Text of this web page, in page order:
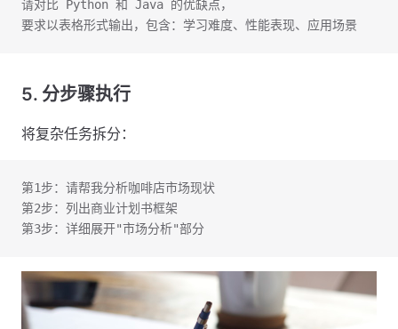
请对比 Python 和 Java 的优缺点，
要求以表格形式输出，包含：学习难度、性能表现、应用场景
5. 分步骤执行
将复杂任务拆分：
第1步：请帮我分析咖啡店市场现状
第2步：列出商业计划书框架
第3步：详细展开"市场分析"部分